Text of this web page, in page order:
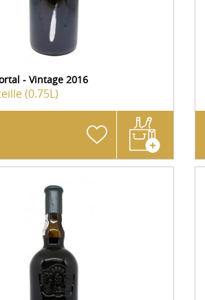
- Vintage 2016
(0.75L)